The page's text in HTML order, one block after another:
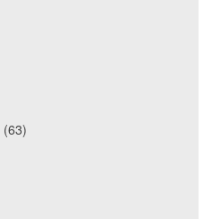
(63)